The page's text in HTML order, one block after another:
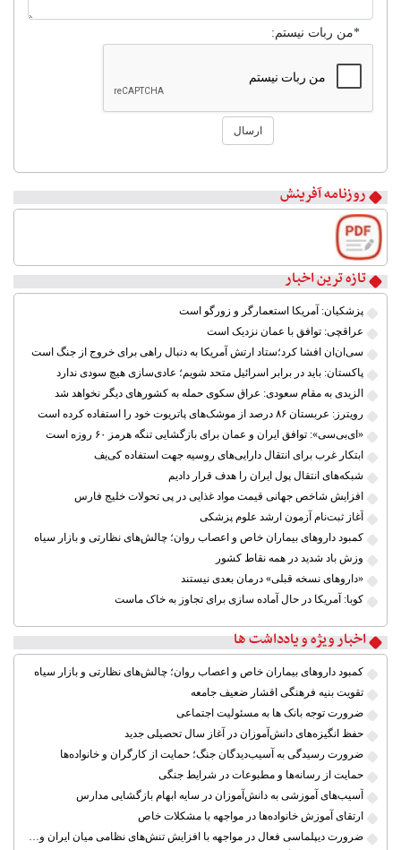
*من ربات نیستم:
ارسال
روزنامه آفرینش
۲
۳
۴
۵
۶
۷
۸
تازه ترین اخبار
پزشکیان: آمریکا استعمارگر و زورگو است
عراقچی: توافق با عمان نزدیک است
سی‌ان‌ان افشا کرد؛ستاد ارتش آمریکا به دنبال راهی برای خروج از جنگ است
پاکستان: باید در برابر اسرائیل متحد شویم؛ عادی‌سازی هیچ سودی ندارد
الزیدی به مقام سعودی: عراق سکوی حمله به کشورهای دیگر نخواهد شد
رویترز: عربستان ۸۶ درصد از موشک‌های پاتریوت خود را استفاده کرده است
«ای‌بی‌سی»: توافق ایران و عمان برای بازگشایی تنگه هرمز ۶۰ روزه است
ابتکار غرب برای انتقال دارایی‌های روسیه جهت استفاده کی‌یف
شبکه‌های انتقال پول ایران را هدف قرار دادیم
افزایش شاخص جهانی قیمت مواد غذایی در پی تحولات خلیج فارس
آغاز ثبت‌نام آزمون ارشد علوم پزشکی
کمبود داروهای بیماران خاص و اعصاب روان؛ چالش‌های نظارتی و بازار سیاه
وزش باد شدید در همه نقاط کشور
«داروهای نسخه قبلی» درمان بعدی نیستند
کوبا: آمریکا در حال آماده سازی برای تجاوز به خاک ماست
اخبار ویژه و یادداشت ها
کمبود داروهای بیماران خاص و اعصاب روان؛ چالش‌های نظارتی و بازار سیاه
تقویت بنیه فرهنگی اقشار ضعیف جامعه
ضرورت توجه بانک ها به مسئولیت اجتماعی
حفظ انگیزه‌های دانش‌آموزان در آغاز سال تحصیلی جدید
ضرورت رسیدگی به آسیب‌دیدگان جنگ؛ حمایت از کارگران و خانواده‌ها
حمایت از رسانه‌ها و مطبوعات در شرایط جنگی
آسیب‌های آموزشی به دانش‌آموزان در سایه ابهام بازگشایی مدارس
ارتقای آموزش خانواده‌ها در مواجهه با مشکلات خاص
ضرورت دیپلماسی فعال در مواجهه با افزایش تنش‌های نظامی میان ایران و آمریکا